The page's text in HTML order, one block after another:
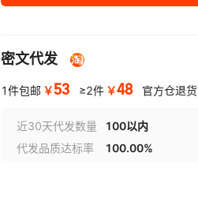
密文代发
1件包邮 ￥53 ≥2件 ￥48 官方仓退货
近30天代发数量 100以内
代发品质达标率
100.00%